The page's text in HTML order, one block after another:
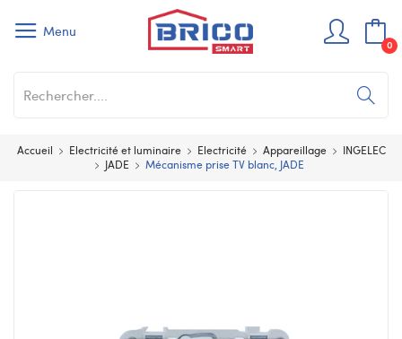
Menu
0
Accueil Electricité et luminaire Electricité Appareillage
INGELEC
JADE
Mécanisme prise TV blanc, JADE